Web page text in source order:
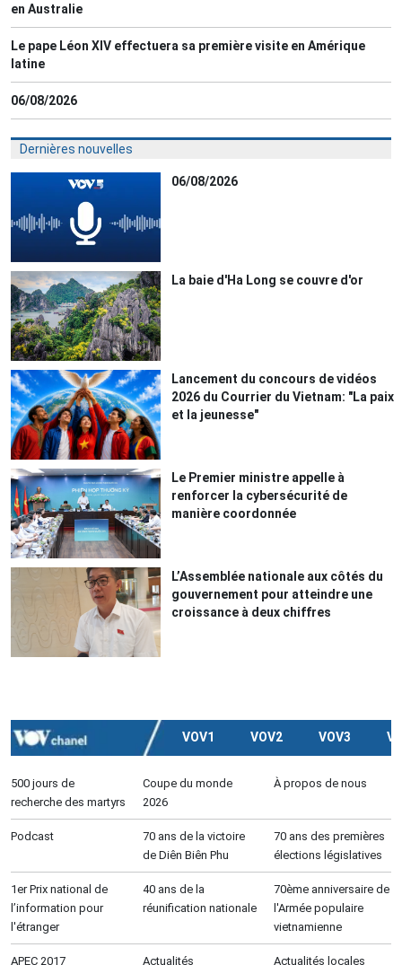
en Australie
Le pape Léon XIV effectuera sa première visite en Amérique
latine
06/08/2026
Dernières nouvelles
06/08/2026
La baie d'Ha Long se couvre d'or
Lancement du concours de vidéos
2026 du Courrier du Vietnam: "La paix
et la jeunesse"
Le Premier ministre appelle à
renforcer la cybersécurité de
manière coordonnée
L’Assemblée nationale aux côtés du
gouvernement pour atteindre une
croissance à deux chiffres
VOV1 VOV2 VOV3
500 jours de
recherche des martyrs
Coupe du monde
2026
À propos de nous
Podcast
70 ans de la victoire
de Diên Biên Phu
70 ans des premières
élections législatives
1er Prix national de
l’information pour
l'étranger
40 ans de la
réunification nationale
70ème anniversaire de
l'Armée populaire
vietnamienne
APEC 2017 Actualités Actualités locales